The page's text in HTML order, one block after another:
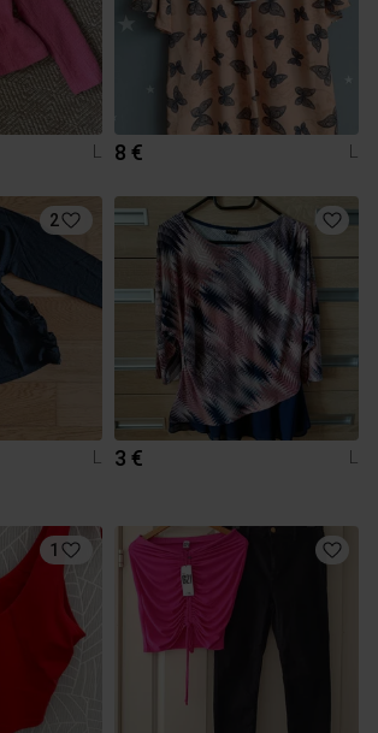
L 8 € L
2
L
3 € L
1